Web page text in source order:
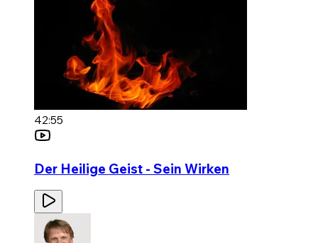
42:55
Der Heilige Geist - Sein Wirken